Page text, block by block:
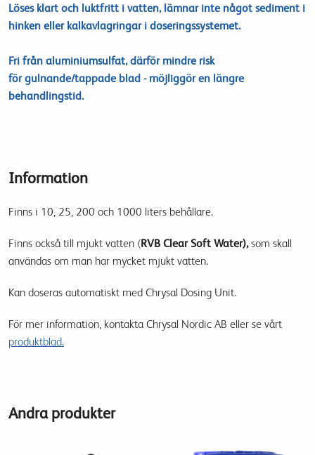
Löses klart och luktfritt i vatten, lämnar inte något sediment i
hinken eller kalkavlagringar i doseringssystemet.
Fri från aluminiumsulfat, därför mindre risk
förgulnande/tappade blad - möjliggör en längre
behandlingstid.
Information
Finns i 10, 25, 200 och 1000 liters behållare.
Finns också till mjukt vatten (RVB Clear Soft Water),som skall
användas om man har mycket mjukt vatten.
Kan doseras automatiskt med Chrysal Dosing Unit.
För mer information, kontakta Chrysal Nordic AB eller se vårt
produktblad.
Andra produkter